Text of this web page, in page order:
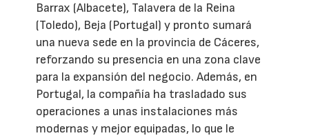
Barrax (Albacete), Talavera de la Reina
(Toledo), Beja (Portugal) y pronto sumará
una nueva sede en la provincia de Cáceres,
reforzando su presencia en una zona clave
para la expansión del negocio. Además, en
Portugal, la compañía ha trasladado sus
operaciones a unas instalaciones más
modernas y mejor equipadas, lo que le